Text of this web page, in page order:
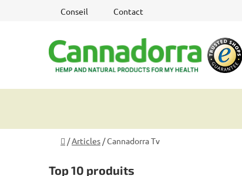
Conseil Contact
Accueil
/Articles /Cannadorra Tv
Top 10 produits